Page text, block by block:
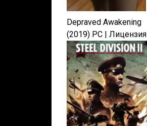
Depraved Awakening
(2019) PC | Лицензия